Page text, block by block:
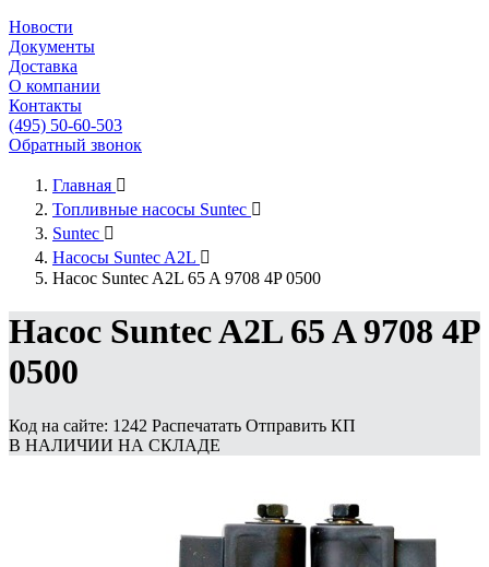
Новости
Документы
Доставка
О компании
Контакты
(495) 50-60-503
Обратный звонок
Главная 
Топливные насосы Suntec 
Suntec 
Насосы Suntec A2L 
Насос Suntec A2L 65 A 9708 4P 0500
Насос Suntec A2L 65 A 9708 4P
0500
Код на сайте: 1242 Распечатать Отправить КП
В НАЛИЧИИ НА СКЛАДЕ